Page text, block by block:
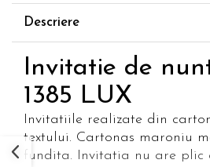
Descriere
Invitatie de
1385 LUX
Invitatiile realizate din
textului. Cartonas maroniu
fundita. Invitatia nu are plic